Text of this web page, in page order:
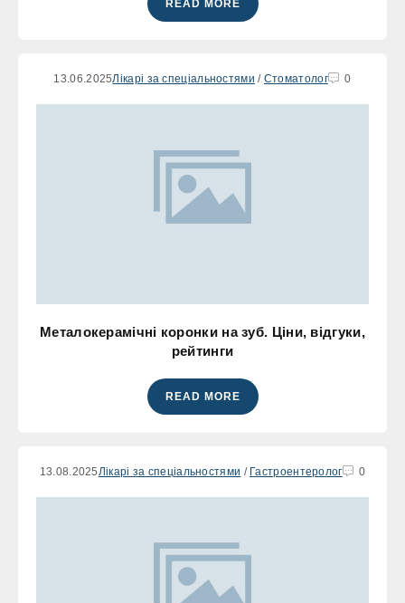
READ MORE
13.06.2025Лікарі за спеціальностями / Стоматолог 0
Металокерамічні коронки на зуб. Ціни, відгуки,
рейтинги
READ MORE
13.08.2025 Лікарі за спеціальностями / Гастроентеролог 0